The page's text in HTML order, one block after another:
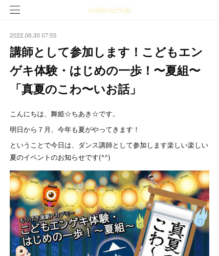
2022.06.30 07:55
講師として参加します！こどもエン
ゲキ体験・はじめの一歩！〜夏組〜
「真夏のこわ〜いお話」
こんにちは、舞姫☆ちあき☆です。
明日から７月、今年も夏がやってきます！
ということで今日は、ダンス講師として参加します楽しい楽しい
夏のイベントのお知らせです(^^)